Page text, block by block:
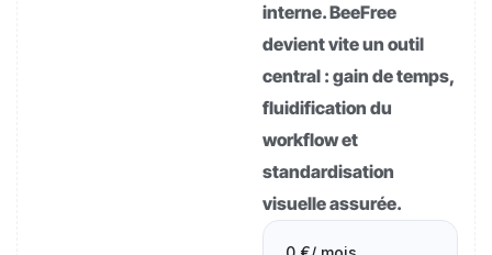
interne. BeeFree
devient vite un outil
central : gain de temps,
fluidification du
workflow et
standardisation
visuelle assurée.